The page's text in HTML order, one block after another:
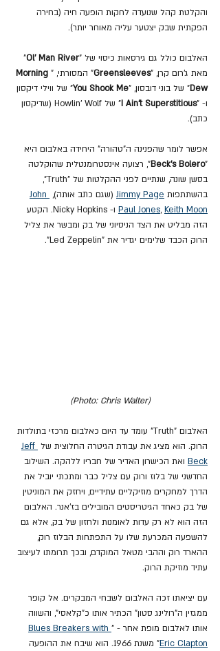
והקלטת קהל שנועדה לחקות הופעה חיה (בחירה
הפקתית שבק יצטער עליה מאוחר יותר).
האלבום כולל גם גירסאות כיסוי של "Ol' Man River
"
מאת ג'רום קרן, "Greensleeves" המסורתי, " Morning
Dew" של בוני דובסון, "You Shook Me" של ווילי דיקסון
ו- "I Ain't Superstitious
" של Howlin' Wolf (שדיקסון
כתב).
אפשר לומר שהפנינה ה"טהורה" היחידה באלבום היא
"
Beck's Bolero", רצועה אינסטרומנטלית שהוקלטה
בסשן שונה, שנתיים לפני ההקלטות של "Truth",
בהשתתפות Jimmy Page (שגם כתב אותה),
John
Paul Jones, Keith Moon
ו- Nicky Hopkins. הקטע
הזה מבליט את הצד הניסיוני של בק ומבשר את צליל
הרוק הכבד שלימים יגדיר את "Led Zeppelin".
(Photo: Chris Walter)
האלבום "Truth" עומד עד היום כאלבום מרכזי בתולדות
הרוק. הוא מציג את עבודת הגיטרה החלוצית של Jeff
Beck ואת הכישרון האדיר של חבריו ללהקה. השילוב
החדשני של בלוז ורוק עם צליל כבר ומתכתי יוביל את
הדרך למחקרים מוזיקליים עתידיים, ויחזק את המוניטין
של בק כאחד הגיטריסטים המובילים בז'אנר. האלבום
הזה הוא לא רק עדות לאומנות ולחזון של בק, אלא גם
להשפעה המכרעת שלו על התפתחות הבלוז רוק,
ההארד רוק וההבי מטאל המוקדם, ובכך תרומתו לעיצוב
עתיד מוזיקת ​​הרוק.
עם יציאתו זכה האלבום לשבחי המבקרים. אל קופר
ממגזין ה"רולינג סטון" הכתיר אותו כ"קלאסי", והשווה
אותו לאלבום מופת אחר - " Blues Breakers with
Eric Clapton
" משנת 1966. הוא שיבח את ההופעה